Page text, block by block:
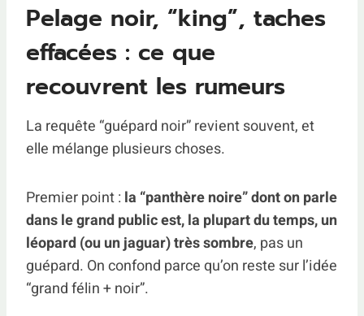
Pelage noir, “king”, taches
effacées : ce que
recouvrent les rumeurs
La requête “guépard noir” revient souvent, et
elle mélange plusieurs choses.
Premier point : la “panthère noire” dont on parle
dans le grand public est, la plupart du temps, un
léopard (ou un jaguar) très sombre, pas un
guépard. On confond parce qu’on reste sur l’idée
“grand félin + noir”.